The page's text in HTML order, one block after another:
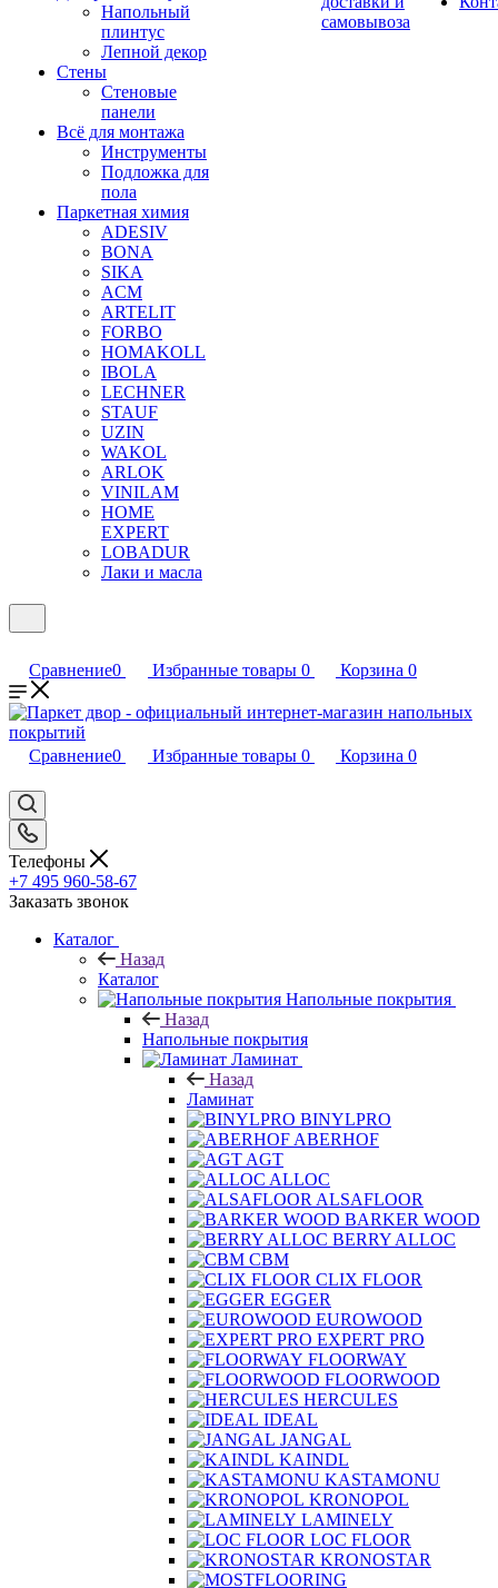
Напольный
плинтус
Лепной декор
Стены
Стеновые
панели
Всё для монтажа
Инструменты
Подложка для
пола
Паркетная химия
ADESIV
BONA
SIKA
ACM
ARTELIT
FORBO
HOMAKOLL
IBOLA
LECHNER
STAUF
UZIN
WAKOL
ARLOK
VINILAM
HOME
EXPERT
LOBADUR
Лаки и масла
самовывоза
Сравнение0 Избранные товары 0 Корзина 0
Сравнение0 Избранные товары 0 Корзина 0
Телефоны
+7 495 960-58-67
Заказать звонок
Каталог
Назад
Каталог
Напольные покрытия
Назад
Напольные покрытия
Ламинат
Назад
Ламинат
BINYLPRO
ABERHOF
AGT
ALLOC
ALSAFLOOR
BARKER WOOD
BERRY ALLOC
CBM
CLIX FLOOR
EGGER
EUROWOOD
EXPERT PRO
FLOORWAY
FLOORWOOD
HERCULES
IDEAL
JANGAL
KAINDL
KASTAMONU
KRONOPOL
LAMINELY
LOC FLOOR
KRONOSTAR